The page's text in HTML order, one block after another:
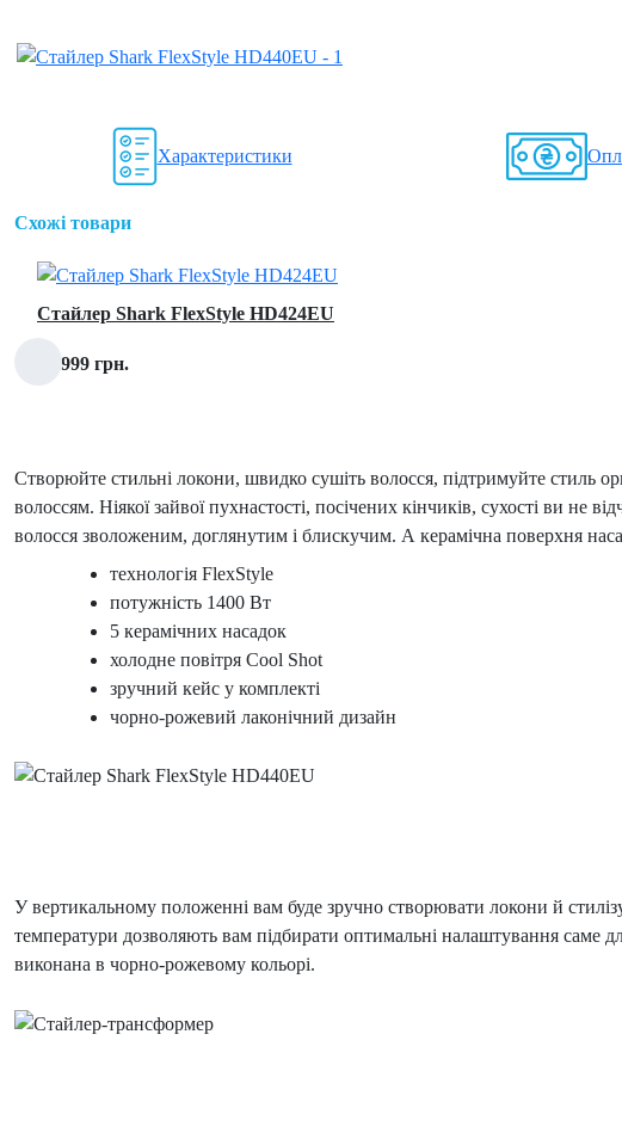
Характеристики
Схожі товари
Стайлер Shark FlexStyle HD424EU
12 999 грн.
Створюйте стильні локони, швидко сушіть волосся, підтримуйте стиль
волоссям. Ніякої зайвої пухнастості, посічених кінчиків, сухості ви
волосся зволоженим, доглянутим і блискучим. А керамічна поверхня
технологія FlexStyle
потужність 1400 Вт
5 керамічних насадок
холодне повітря Cool Shot
зручний кейс у комплекті
чорно-рожевий лаконічний дизайн
У вертикальному положенні вам буде зручно створювати локони й
температури дозволяють вам підбирати оптимальні налаштування
виконана в чорно-рожевому кольорі.